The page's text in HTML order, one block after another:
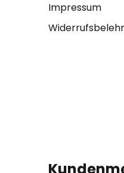
Impressum